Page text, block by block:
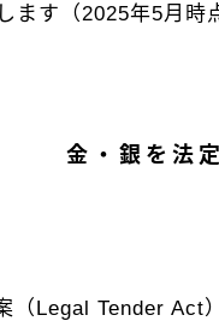
ます（2025年5月時
金・銀を法
（Legal Tender Act